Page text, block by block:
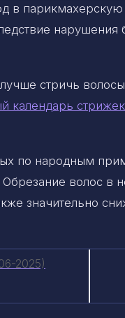
в
стричь
календарь стрижек
по народным
волос в
значительно
2025)